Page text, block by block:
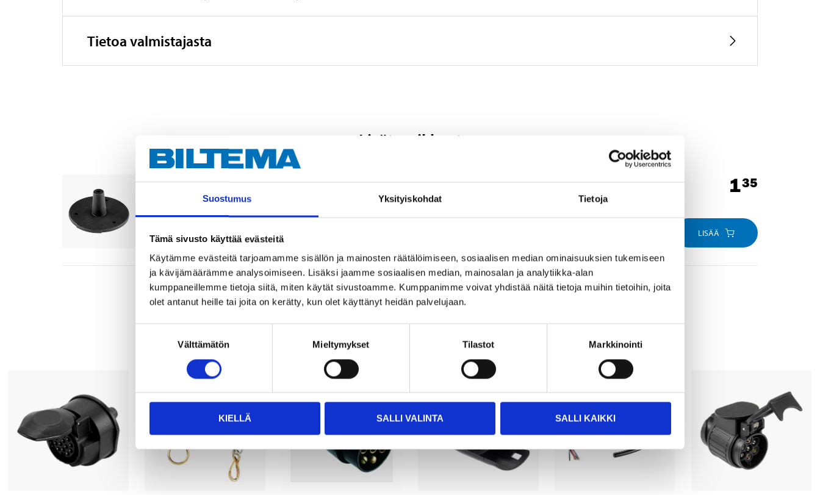
Suostumus Yksityiskohdat Tietoja
Tämä sivusto käyttää evästeitä
Käytämme evästeitä tarjoamamme sisällön ja mainosten räätälöimiseen, sosiaalisen median ominaisuuksien tukemiseen
ja kävijämäärämme analysoimiseen. Lisäksi jaamme sosiaalisen median, mainosalan ja analytiikka-alan
kumppaneillemme tietoja siitä, miten käytät sivustoamme. Kumppanimme voivat yhdistää näitä tietoja muihin tietoihin, joita
olet antanut heille tai joita on kerätty, kun olet käyttänyt heidän palvelujaan.
Välttämätön Mieltymykset Tilastot Markkinointi
KIELLÄ SALLI VALINTA SALLI KAIKKI
Tietoa valmistajasta
Lisätarvikkeet
Kumitiiviste pistorasiaan
Tuotetta on varastossa21tavaratalossa
Verkkokauppa
135
LISÄÄ
Muut asiakkaat ostivat myös